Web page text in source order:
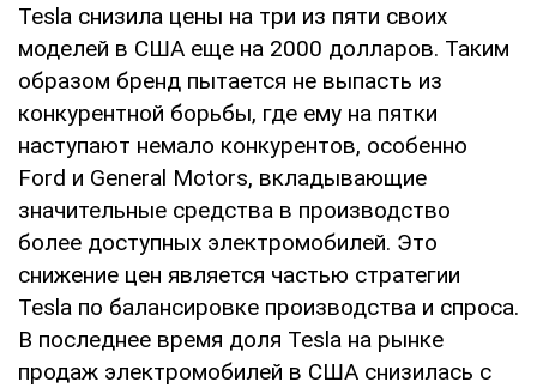
Tesla снизила цены на три из пяти своих
моделей в США еще на 2000 долларов. Таким
образом бренд пытается не выпасть из
конкурентной борьбы, где ему на пятки
наступают немало конкурентов, особенно
Ford и General Motors, вкладывающие
значительные средства в производство
более доступных электромобилей. Это
снижение цен является частью стратегии
Tesla по балансировке производства и спроса.
В последнее время доля Tesla на рынке
продаж электромобилей в США снизилась с